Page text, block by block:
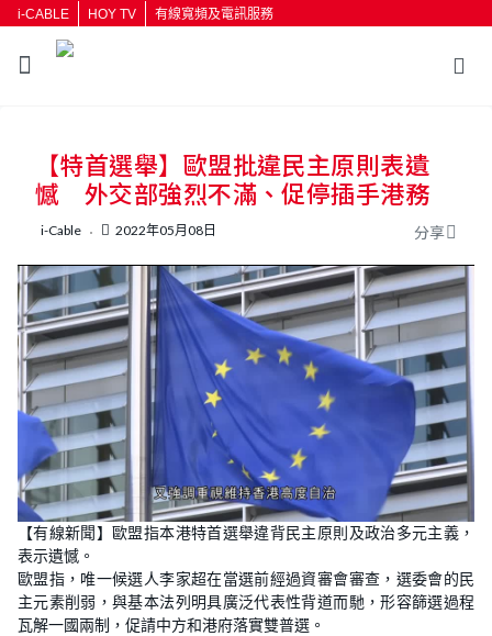
i-CABLE HOY TV 有線寬頻及電訊服務
【特首選舉】歐盟批違民主原則表遺
憾 外交部強烈不滿、促停插手港務
i-Cable 2022年05月08日 分享
【有線新聞】歐盟指本港特首選舉違背民主原則及政治多元主義，
表示遺憾。
歐盟指，唯一候選人李家超在當選前經過資審會審查，選委會的民
主元素削弱，與基本法列明具廣泛代表性背道而馳，形容篩選過程
瓦解一國兩制，促請中方和港府落實雙普選。